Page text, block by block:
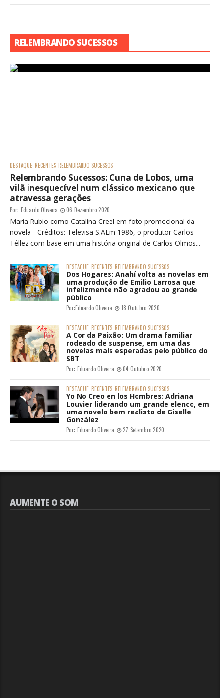
RELEMBRANDO SUCESSOS
DESTAQUE RECENTES RELEMBRANDO SUCESSOS
Relembrando Sucessos: Cuna de Lobos, uma
vilã inesquecível num clássico mexicano que
atravessa gerações
Por: Eduardo Oliveira 06 Dezembro 2020
María Rubio como Catalina Creel em foto promocional da
novela - Créditos: Televisa S.AEm 1986, o produtor Carlos
Téllez com base em uma história original de Carlos Olmos...
DESTAQUE RECENTES RELEMBRANDO SUCESSOS
Dos Hogares: Anahí volta as novelas em
uma produção de Emilio Larrosa que
infelizmente não agradou ao grande
público
Por:Eduardo Oliveira 18 Outubro 2020
DESTAQUE RECENTES RELEMBRANDO SUCESSOS
A Cor da Paixão: Um drama familiar
rodeado de suspense, em uma das
novelas mais esperadas pelo público do
SBT
Por: Eduardo Oliveira 04 Outubro 2020
DESTAQUE RECENTES RELEMBRANDO SUCESSOS
Yo No Creo en los Hombres: Adriana
Louvier liderando um grande elenco, em
uma novela bem realista de Giselle
González
Por: Eduardo Oliveira 27 Setembro 2020
AUMENTE O SOM